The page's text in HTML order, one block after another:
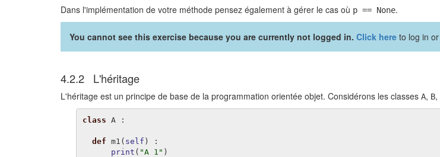
Dans l'implémentation de votre méthode pensez également à gérer le cas où p == None.
You cannot see this exercise because you are currently not logged in. Click here to log in
4.2.2 L'héritage
L'héritage est un principe de base de la programmation orientée objet. Considérons les classes A, B,
class A :
def m1 ( self )
:
print ( "A 1" )